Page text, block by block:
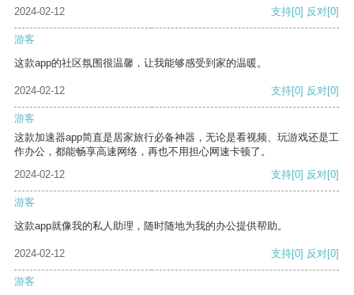
2024-02-12 支持[0] 反对[0]
游客
这款app的社区氛围很温馨，让我能够感受到家的温暖。
2024-02-12 支持[0] 反对[0]
游客
这款加速器app简直是居家旅行必备神器，无论是看视频、玩游戏还是工
作办公，都能畅享高速网络，再也不用担心网速卡顿了。
2024-02-12
支持[0] 反对[0]
游客
这款app就像我的私人助理，随时随地为我的办公提供帮助。
2024-02-12 支持[0] 反对[0]
游客